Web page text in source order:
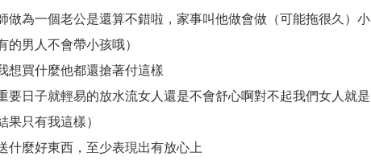
做為一個老公是還算不錯啦，家事叫他做會做（可能拖很久）小
的男人不會帶小孩哦）
想買什麼他都還搶著付這樣
要日子就輕易的放水流女人還是不會舒心啊對不起我們女人就是
果只有我這樣）
什麼好東西，至少表現出有放心上